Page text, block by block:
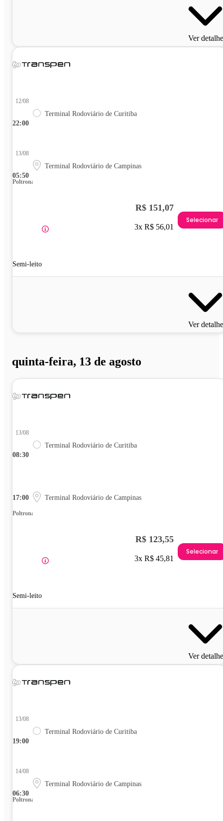
Ver
22:00
12/08
Terminal Rodoviário de Curitiba
05:50
13/08
Terminal Rodoviário de Campinas
Poltrona
Semi-leito
R$ 151,07
3x R$ 56,01
Selecionar
Ver
quinta-feira, 13 de agosto
08:30
13/08
Terminal Rodoviário de Curitiba
17:00 Terminal Rodoviário de Campinas
Poltrona
Semi-leito
R$ 123,55
3x R$ 45,81
Selecionar
Ver
19:00
13/08
Terminal Rodoviário de Curitiba
06:30
14/08
Terminal Rodoviário de Campinas
Poltrona